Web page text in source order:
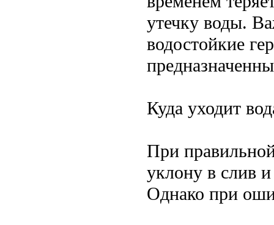
утечку воды.
водостойкие
Куда уходит
При
уклону в слив
Однако при